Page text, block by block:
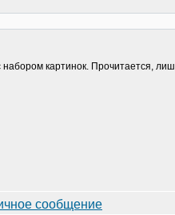
набором картинок. Прочитается,